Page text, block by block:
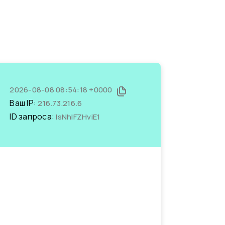
2026-08-08 08:54:18 +0000
Ваш IP:216.73.216.6
ID запроса:IsNhIFZHviE1